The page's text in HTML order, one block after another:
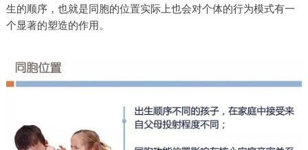
生的顺序，也就是同胞的位置实际上也会对个体的行为模式有一
个显著的塑造的作用。